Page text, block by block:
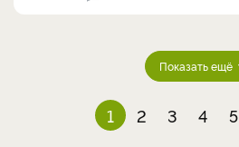
Показать ещё
1 2 3 4 5